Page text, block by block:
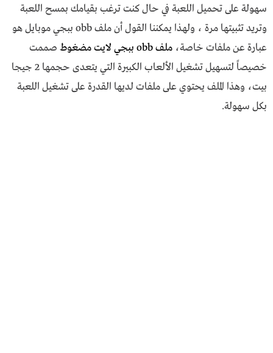
سهولة على تحميل اللعبة في حال كنت ترغب بقيامك بمسح اللعبة
وتريد تثبيتها مرة ، ولهذا يمكننا القول أن ملف obb ببجي موبايل هو
عبارة عنملفات خاصة، ملف obb ببجي لايت مضغوط
صممت
خصيصاً لتسهيل تشغيل الألعاب الكبيرة التي يتعدى حجمها 2 جيجا
بيت، وهذا الملف يحتوي على ملفات لديها القدرة على تشغيل اللعبة
بكل سهولة.